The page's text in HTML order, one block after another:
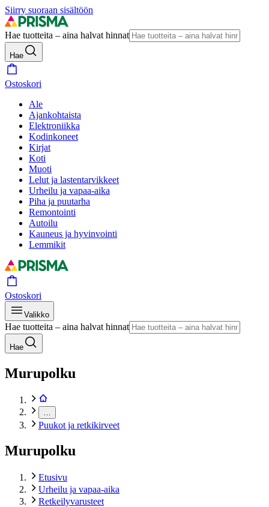
Siirry suoraan sisältöön
Hae tuotteita – aina halvat hinnat
Hae
Ostoskori
Ale
Ajankohtaista
Elektroniikka
Kodinkoneet
Kirjat
Koti
Muoti
Lelut ja lastentarvikkeet
Urheilu ja vapaa-aika
Piha ja puutarha
Remontointi
Autoilu
Kauneus ja hyvinvointi
Lemmikit
Ostoskori
Valikko
Hae tuotteita – aina halvat hinnat
Hae
Murupolku
Puukot ja retkikirveet
Murupolku
Etusivu
Urheilu ja vapaa-aika
Retkeilyvarusteet